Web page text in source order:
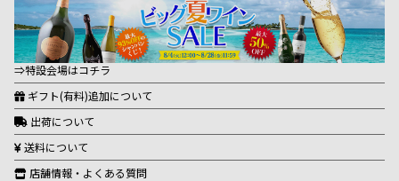
⇒特設会場はコチラ
ギフト(有料)追加について
出荷について
送料について
店舗情報・よくある質問